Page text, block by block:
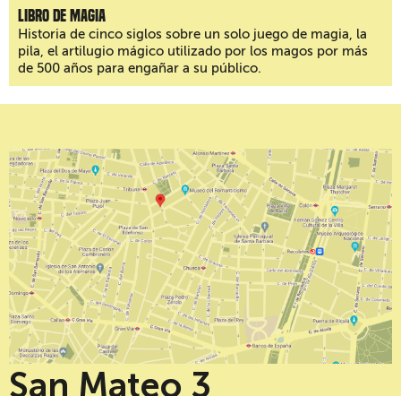
Libro de magia
Historia de cinco siglos sobre un solo juego de magia, la
pila, el artilugio mágico utilizado por los magos por más
de 500 años para engañar a su público.
San Mateo 3